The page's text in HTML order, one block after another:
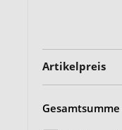
Artikelpreis
Gesamtsumme